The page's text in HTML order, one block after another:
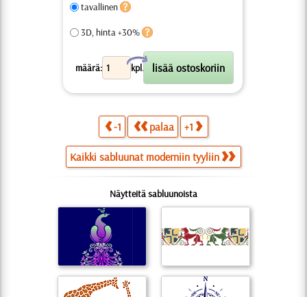
tavallinen
3D, hinta +30%
määrä: kpl.
X
-1 palaa +1
Kaikki sabluunat moderniin tyyliin
Näytteitä sabluunoista